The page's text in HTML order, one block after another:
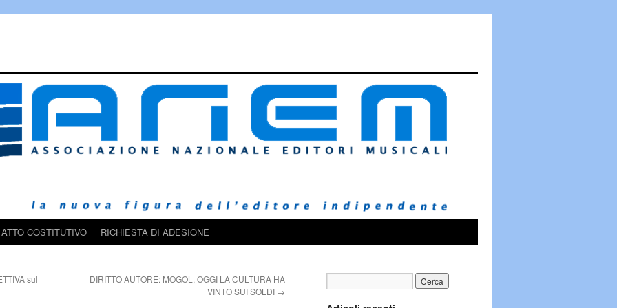
ATTO COSTITUTIVO RICHIESTA DI ADESIONE
sul
DIRITTO AUTORE: MOGOL, OGGI LA CULTURA HA
VINTO SUI SOLDI →